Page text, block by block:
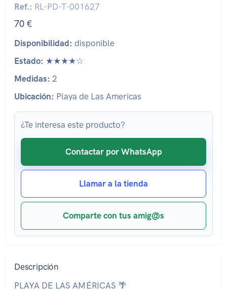
Ref.: RL-PD-T-001627
70 €
Disponibilidad: disponible
Estado: ★★★★☆
Medidas: 2
Ubicación: Playa de Las Americas
¿Te interesa este producto?
Contactar por WhatsApp
Llamar a la tienda
Comparte con tus amig@s
Descripción
PLAYA DE LAS AMÉRICAS 🌴